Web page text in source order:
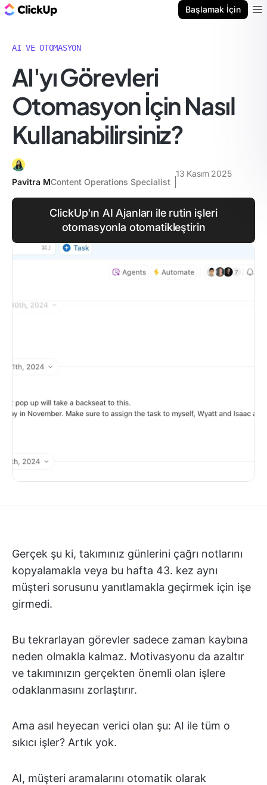
Başlamak İçin
AI VE OTOMASYON
AI'yı Görevleri
Otomasyon İçin Nasıl
Kullanabilirsiniz?
Pavitra MContent Operations Specialist
13 Kasım 2025
ClickUp'ın AI Ajanları ile rutin işleri
otomasyonla otomatikleştirin
Gerçek şu ki, takımınız günlerini çağrı notlarını
kopyalamakla veya bu hafta 43. kez aynı
müşteri sorusunu yanıtlamakla geçirmek için işe
girmedi.
Bu tekrarlayan görevler sadece zaman kaybına
neden olmakla kalmaz. Motivasyonu da azaltır
ve takımınızın gerçekten önemli olan işlere
odaklanmasını zorlaştırır.
Ama asıl heyecan verici olan şu: AI ile tüm o
sıkıcı işler? Artık yok.
AI, müşteri aramalarını otomatik olarak